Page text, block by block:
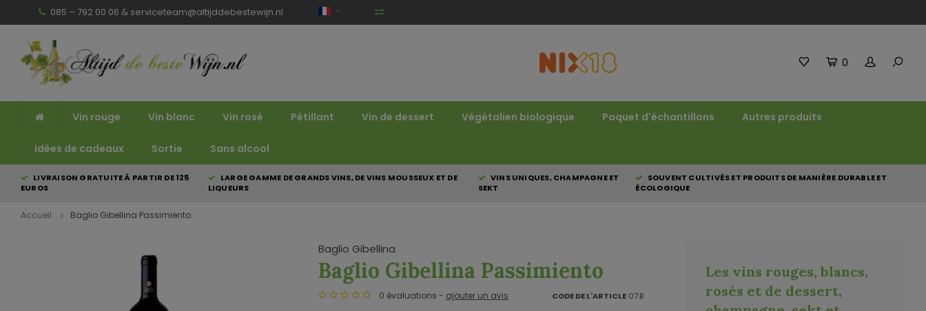
085 – 792 00 06 & serviceteam@altijddebestewijn.nl
0
Vin rouge Vin blanc Vin rosé Pétillant Vin de dessert Végétalien biologique Paquet d'échantillons Autres produits
Idées de cadeaux Sortie Sans alcool
LIVRAISON GRATUITE À PARTIR DE 125
EUROS
LARGE GAMME DE GRANDS VINS, DE VINS MOUSSEUX ET DE
LIQUEURS
VINS UNIQUES, CHAMPAGNE ET
SEKT
SOUVENT CULTIVÉS ET PRODUITS DE MANIÈRE DURABLE ET
ÉCOLOGIQUE
Accueil Baglio Gibellina Passimiento
Baglio Gibellina
Baglio Gibellina Passimiento
0 évaluations - ajouter un avis CODE DE L'ARTICLE07.B
Les vins rouges, blancs,
rosés et de dessert,